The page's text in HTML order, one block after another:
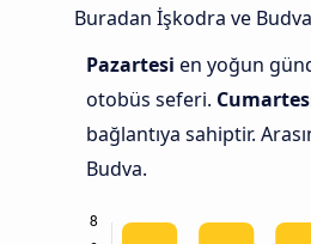
Buradan İşkodra ve
Pazartesi en yoğun
otobüs seferi.
bağlantıya sahiptir.
Budva.